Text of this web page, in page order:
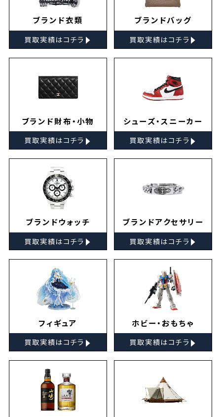
ブランド衣類
買取実績はコチラ ▸
ブランドバッグ
買取実績はコチラ ▸
ブランド財布・小物
買取実績はコチラ ▸
シューズ・スニーカー
買取実績はコチラ ▸
ブランドウォッチ
買取実績はコチラ ▸
ブランドアクセサリー
買取実績はコチラ ▸
フィギュア
買取実績はコチラ ▸
ホビー・おもちゃ
買取実績はコチラ ▸